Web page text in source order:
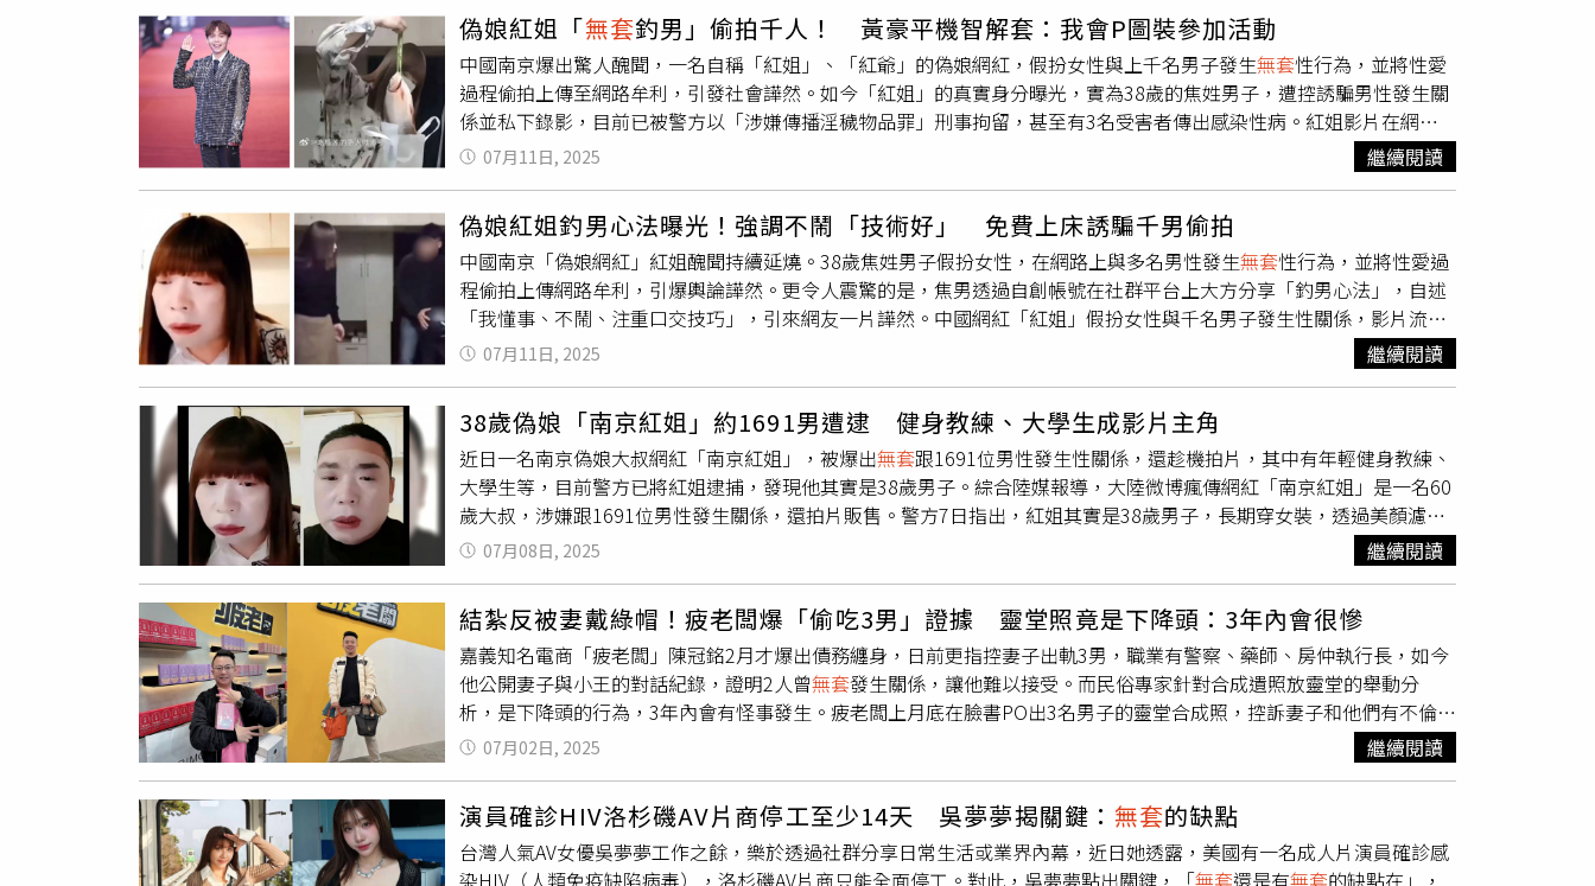
潮。有網友也貼出疑似出租截圖，附註「壓一付三，月租800，水電自理」，但也有人指出可能為「AI合成梗圖」，並
尚未有實體租約證據。南京江寧一名38歲焦姓男子以偽娘「紅姐／紅爺」形象行騙，他透過社群平台號召男性上門，再
進行無套性愛並偷偷錄影販售影片，受訪者據稱達1691人。南京警方早在7月6日已將焦男以涉嫌「傳播淫穢物品罪」刑
事拘留，表示拍攝對象與傳播人數均正在查核，對「1691人」的說法尚未證實；但若發現他涉無套性行為且患有性病，
將可能觸犯「危害公共安全罪」，最高刑責可達死刑。此案不僅牽動社會對偷拍影片販售問題的關注，更引發對陪伴場
域是否能販賣話題的探討。如果這真的是套房原址，房東刻意以「有故事、有內容」作為招租賣點，是否已逾越租屋倫
理與隱私底線？同時，租屋平台未標註影片使用背景資料，可能已淪為娛樂與噱頭，對租客造成心理壓力與安全疑慮。
CTWANT提醒您：保護被害人隱私，避免二度傷害移除下架性影像，洽性影像處理中心終結性影像，不拍攝、不持有、
不下載、不分享網友留言「住了怕夢到紅姐」，此梗迅速於微博與社群平台上爆紅。（圖／翻攝自Threads）
偽娘紅姐「無套釣男」偷拍千人！ 黃豪平機智解套：我會P圖裝參加活動
中國南京爆出驚人醜聞，一名自稱「紅姐」、「紅爺」的偽娘網紅，假扮女性與上千名男子發生無套性行為，並將性愛
過程偷拍上傳至網路牟利，引發社會譁然。如今「紅姐」的真實身分曝光，實為38歲的焦姓男子，遭控誘騙男性發生關
係並私下錄影，目前已被警方以「涉嫌傳播淫穢物品罪」刑事拘留，甚至有3名受害者傳出感染性病。紅姐影片在網路
瘋傳，焦男偽裝女性形象與千人發生性關係，遭控偷拍牟利。（圖／翻攝自微博）影片內容在網路上瘋傳，畫面中可見
「紅姐」身穿洋裝、妝容濃艷，聲音柔媚，不少人誤以為是年約30歲的女性。據了解，他與受害者發生性行為時未戴保
不幸成為影片主角該如何應對，藝人黃豪平提出「一解套方法」。他昨（10日）在Threads發文表示，最近IG上流行
「紅姐濾鏡挑戰」，就是把自己P圖進紅姐房間背景中。他說：「如果我是被偷拍的人，可能會積極推廣這個挑戰，這
樣圖片流出就可以說自己只是參與了這個活動……」以假亂真、企圖挽回形象，反應機智。不過他也強調，這起事件讓
人感到毛骨悚然，無論雙方是以何種關係發生性行為，「偷拍這件事絕對不能被接受。」此言一出，網友熱議，有人指
出：「現在大家都在罵男人飢不擇食，卻忽略偷拍才是最大問題」、「紅姐真的超缺德，被騙還被賣，太慘了」。南京
警方目前已介入偵辦，並針對影片流傳與性病傳播風險展開追查；官方也呼籲，若曾與焦男有接觸，應盡快前往衛生單
位檢測，保障自身健康安全。黃豪平發文表示，若自己是受害者，會主動參與「紅姐濾鏡挑戰」來以假亂真自保。（圖
／翻攝自Threads）
07月11日, 2025 繼續閱讀
偽娘紅姐釣男心法曝光！強調不鬧「技術好」 免費上床誘騙千男偷拍
中國南京「偽娘網紅」紅姐醜聞持續延燒。38歲焦姓男子假扮女性，在網路上與多名男性發生無套性行為，並將性愛過
程偷拍上傳網路牟利，引爆輿論譁然。更令人震驚的是，焦男透過自創帳號在社群平台上大方分享「釣男心法」，自述
「我懂事、不鬧、注重口交技巧」，引來網友一片譁然。中國網紅「紅姐」假扮女性與千名男子發生性關係，影片流出
引發軒然大波。（圖／翻攝自微博）根據《澎湃新聞》等陸媒報導，南京市公安局江寧分局通報指出，焦男長期透過社
群平台帳號「@阿紅ts」經營偽娘人設，自稱「紅姐」或「紅爺」，喜愛穿女裝、戴假髮、化濃妝，並利用濾鏡和變聲
技術偽裝成年約30歲的女性形象，再以「免費性行為」作為誘餌，吸引男性上門。警方指出，來自外省的焦男長期在網
路上以女性身份活躍，並透過約會與不同男子發生性關係。他甚至會以水果、花生油等物品作為交換條件，騙取對方信
任後進行性交，並在未經對方同意情況下偷拍影片，傳至網路牟利。據傳受害者超過千人，對象五花八門，包括健身教
練、體育生、已婚人夫與外國人等。一名疑似紅姐本人網友在社群平台大方分享「釣男心法」，引發廣泛關注與爭議。
（圖／翻攝自X）網路上有一名疑似紅姐的網友曾發文直言，自己深知男性在外壓力大、回家無人傾訴，強調：「我能
提供像母愛一樣的溫暖，讓男人卸下心防。」並透露釣男人的關鍵在於「懂事、不鬧、注重口交技巧」，讓不少網友質
疑：「到底男人有多飢渴？」涉事男網友人數達1691人。（圖／翻攝自抖音）不少受害者事後表示，雖然在現場察覺紅
姐為男性，但抱持「來都來了」的心態仍選擇發生關係，事後才驚覺全程遭偷拍。紅姐將這些影片上傳至互聯網販售牟
利，行為已觸法。由於焦男與多人進行無保護性行為，當地疾控中心已啟動追蹤調查，是否涉及傳染病傳播問題目前尚
未公開。相關人員呼籲，若曾與焦男密切接觸，應儘快前往衛生單位接受篩檢。根據中國相關法律，若明知自己感染
HIV或性病，仍與不特定對象發生無保護性行為，造成疾病傳播風險者，將面臨3年以上、10年以下有期徒刑；若導致重
傷或死亡，最高可判處無期徒刑或死刑。目前「紅姐」的多段性愛影片已在網路上瘋傳，南京警方已以「涉嫌傳播淫穢
物品罪」對焦男刑事拘留，案件仍持續偵辦中。
07月11日, 2025 繼續閱讀
38歲偽娘「南京紅姐」約1691男遭逮 健身教練、大學生成影片主角
近日一名南京偽娘大叔網紅「南京紅姐」，被爆出無套跟1691位男性發生性關係，還趁機拍片，其中有年輕健身教練、
大學生等，目前警方已將紅姐逮捕，發現他其實是38歲男子。綜合陸媒報導，大陸微博瘋傳網紅「南京紅姐」是一名60
歲大叔，涉嫌跟1691位男性發生關係，還拍片販售。警方7日指出，紅姐其實是38歲男子，長期穿女裝，透過美顏濾鏡
跟變聲來吸引男生，聊天後再拿「免費性行為」約見面。紅姐會偷拍錄影再拿去賣。（圖／翻攝照片）據了解，每次見
面紅姐只要男網友帶花生油、水果等當交換條件，就能發生關係，而部分受害者到現場即使發現他是男生，大多有「來
都來了」的心態，選擇跟紅姐做運動，而他會裝偷拍鏡頭錄下過程，再放到網路平台販售。也有一名女子在影片中發現
自己的男友，她質問男友，對方卻不發一語。女子目前也去醫院做檢查等結果。據悉，這1691名男性受害者，有健壯的
健身教練和小鮮肉男大生、外國人等，還有一名男子一年內來數次。對此，警方僅說是「多名男性」，具體數字待確
認。另有消息稱，紅姐有性病還是無套發生關係。警方說，目前沒證據，若確有此事，可能涉「危害公共安全罪」，最
重判死刑。
07月08日, 2025 繼續閱讀
結紮反被妻戴綠帽！疲老闆爆「偷吃3男」證據 靈堂照竟是下降頭：3年內會很慘
嘉義知名電商「疲老闆」陳冠銘2月才爆出債務纏身，日前更指控妻子出軌3男，職業有警察、藥師、房仲執行長，如今
他公開妻子與小王的對話紀錄，證明2人曾無套發生關係，讓他難以接受。而民俗專家針對合成遺照放靈堂的舉動分
析，是下降頭的行為，3年內會有怪事發生。疲老闆上月底在臉書PO出3名男子的靈堂合成照，控訴妻子和他們有不倫關
係，表明曾給過對方機會，但至今仍持續欺騙，因此決定不再原諒，「從今天起，這一切到此為止，不再遮掩妳的行
為、說謊、壓抑我的痛，我清醒了」。疲老闆告訴《三立新聞網》，他在去年5月為了妻子結紮，但對方3個月後卻開始
和其他男人約會，甚至有不正常關係，還沒有戴套，僅在事後吞避孕藥，「我為了她結紮，她去跟別人生孩子，這些是
有哪一個人能忍？」對象還不只一個，但妻子依然假裝沒事，花光他所有積蓄，把他當成工具人。針對靈堂合成照，民
俗專家廖大乙分析，背後用意不外乎是詛咒或下降頭，還活著的人卻被當成往生者拜，可見已恨之入骨，被詛咒的人在
07月02日, 2025 繼續閱讀
演員確診HIV洛杉磯AV片商停工至少14天 吳夢夢揭關鍵： 無套的缺點
台灣人氣AV女優吳夢夢工作之餘，樂於透過社群分享日常生活或業界內幕，近日她透露，美國有一名成人片演員確診感